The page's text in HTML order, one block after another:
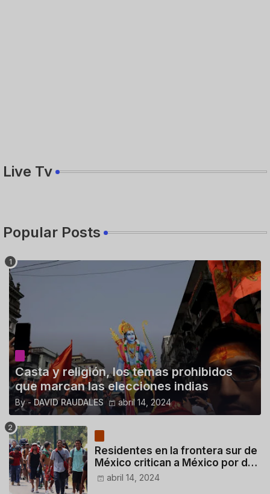
Live Tv
Popular Posts
Casta y religión, los temas prohibidos
que marcan las elecciones indias
By - DAVID RAUDALES abril 14, 2024
Residentes en la frontera sur de
México critican a México por dar
110 dólares a migrantes
abril 14, 2024